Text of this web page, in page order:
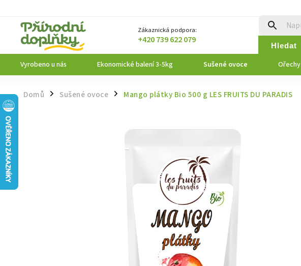
Zákaznická podpora:
+420 739 622 079 Hledat
Vyrobeno u nás Ekonomické balení 3-5kg Sušené ovoce Ořechy
Domů / Sušené ovoce / Mango plátky Bio 500 g LES FRUITS DU PARADIS